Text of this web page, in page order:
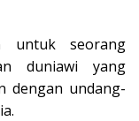
untuk seorang
duniawi yang
dengan undang-